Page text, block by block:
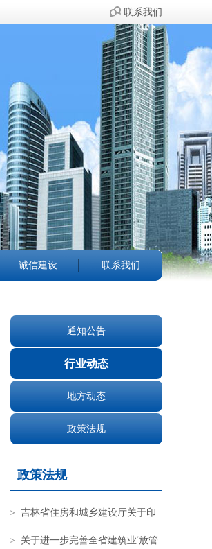
联系我们
诚信建设 联系我们
通知公告
行业动态
地方动态
政策法规
政策法规
吉林省住房和城乡建设厅关于印
发《关于推进全过程工程咨询服务
关于进一步完善全省建筑业“放管